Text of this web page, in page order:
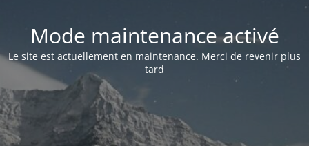
Mode maintenance activé
Le site est actuellement en maintenance. Merci de revenir plus
tard